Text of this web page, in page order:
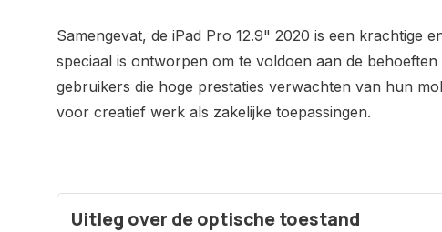
Samengevat, de iPad Pro 12.9" 2020 is een krachtige
speciaal is ontworpen om te voldoen aan de
gebruikers die hoge prestaties verwachten van hun
voor creatief werk als zakelijke toepassingen.
Uitleg over de optische toestand